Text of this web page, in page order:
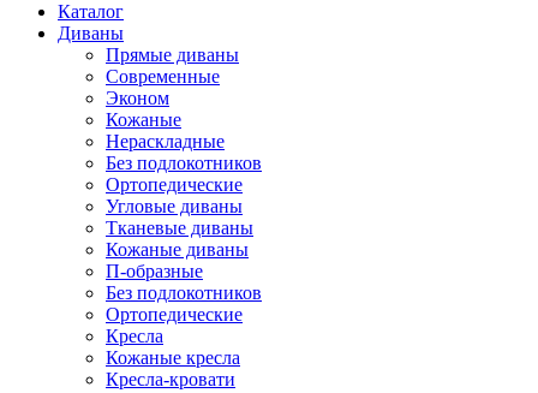
Каталог
Диваны
Прямые диваны
Современные
Эконом
Кожаные
Нераскладные
Без подлокотников
Ортопедические
Угловые диваны
Тканевые диваны
Кожаные диваны
П-образные
Без подлокотников
Ортопедические
Кресла
Кожаные кресла
Кресла-кровати